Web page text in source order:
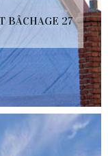
BÂCHAGE 27